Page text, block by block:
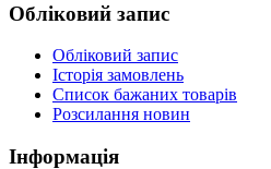
Обліковий запис
Обліковий запис
Історія замовлень
Список бажаних товарів
Розсилання новин
Інформація